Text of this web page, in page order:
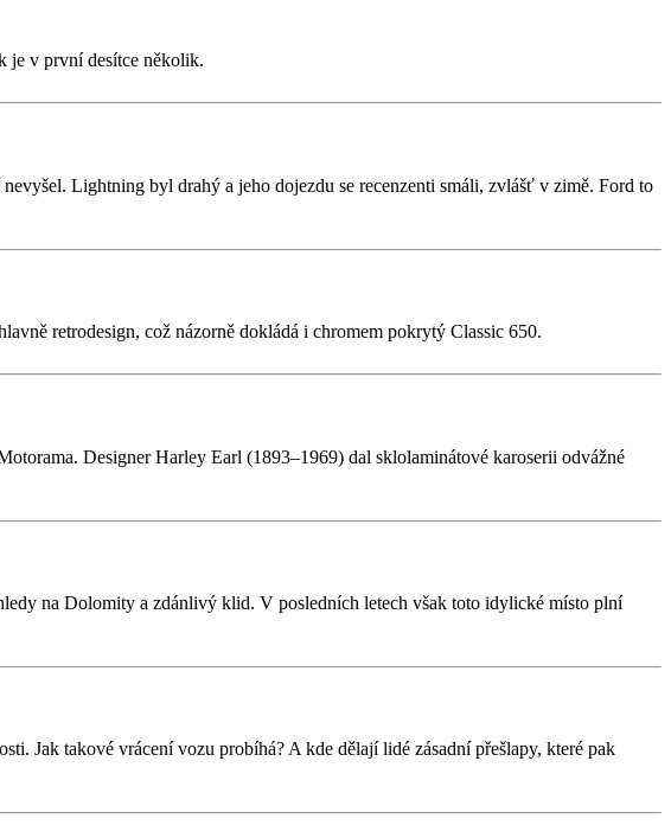
je v první desítce několik.
Lightning byl drahý a jeho dojezdu se recenzenti smáli, zvlášť v zimě. Ford to
retrodesign, což názorně dokládá i chromem pokrytý Classic 650.
Designer Harley Earl (1893–1969) dal sklolaminátové karoserii odvážné
na Dolomity a zdánlivý klid. V posledních letech však toto idylické místo plní
Jak takové vrácení vozu probíhá? A kde dělají lidé zásadní přešlapy, které pak